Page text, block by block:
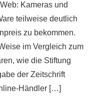
Kameras und
teilweise deutlich
zu bekommen.
im Vergleich zum
wie die Stiftung
der Zeitschrift
Händler […]